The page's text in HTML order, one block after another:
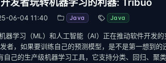
发者玩转机器学习的利器: Tribuo
06-04 11:40 Java Java
器学习（ML）和人工智能（AI）正在推动软件开发
者，如果要训练自己的预测模型，是不是第一想到
自己的生产级机器学习工具，它支持分类、回归、